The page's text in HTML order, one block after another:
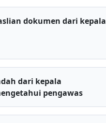
dokumen dari kepala
dari kepala
pengawas